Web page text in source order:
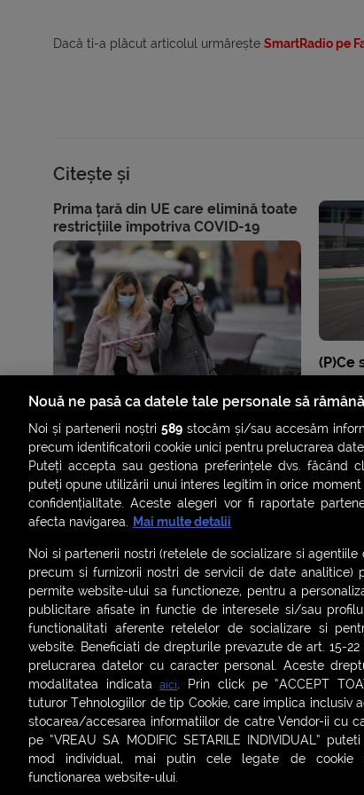
Dacă ti-a plăcut articolul urmărește SmartRadio pe
Citește și
Prima țară din UE care elimină toate
restricțiile împotriva COVID-19
(P)Ce
ȘTIRI SMART SHORTS LIVE FEVER
ASCULTĂ ACUM RADIOURILE SMART
| Politica de confidențialitate
Contact:office@smartradio.ro
Nouă ne pasă ca datele tale personale să
Noi și partenerii noștri589 stocăm și/sau accesăm
precum identificatorii cookie unici pentru prelucrarea
Puteți accepta sau gestiona preferințele dvs. făcând
puteți opune utilizării unui interes legitim în orice
confidențialitate. Aceste alegeri vor fi raportate
afecta navigarea. Mai multe detalii
Noi si partenerii nostri (retelele de socializare si
precum si furnizorii nostri de servicii de date analitice)
permite website-ului sa functioneze, pentru a
publicitare afisate in functie de interesele si/sau
functionalitati aferente retelelor de socializare si
website. Beneficiati de drepturile prevazute de art. 15-
prelucrarea datelor cu caracter personal. Aceste
modalitatea indicataaici. Prin click pe “ACCEPT
tuturor Tehnologiilor de tip Cookie, care implica inclusiv
stocarea/accesarea informatiilor de catre Vendor-ii cu
pe “VREAU SA MODIFIC SETARILE INDIVIDUAL”
mod individual, mai putin cele legate de cookie
functionarea website-ului.